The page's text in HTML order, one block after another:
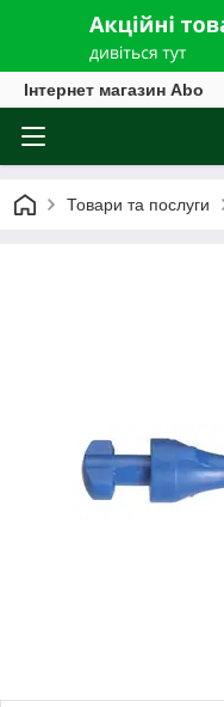
Інтернет магазин Abo
Товари та послуги